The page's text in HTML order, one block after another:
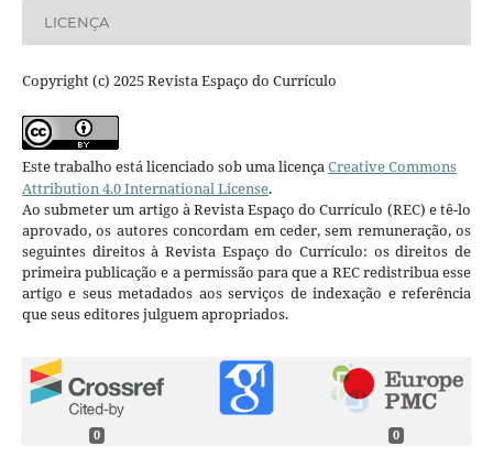
LICENÇA
Copyright (c) 2025 Revista Espaço do Currículo
Este trabalho está licenciado sob uma licençaCreative Commons
Attribution 4.0 International License.
Ao submeter um artigo à Revista Espaço do Currículo (REC) e tê-lo
aprovado, os autores concordam em ceder, sem remuneração, os
seguintes direitos à Revista Espaço do Currículo: os direitos de
primeira publicação e a permissão para que a REC redistribua esse
artigo e seus metadados aos serviços de indexação e referência
que seus editores julguem apropriados.
0 0